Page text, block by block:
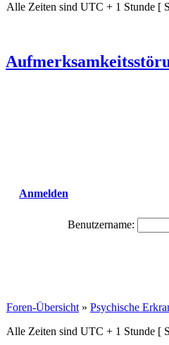
Alle Zeiten sind UTC + 1 Stunde [
Anmelden
Benutzername:
Foren-Übersicht » Psychische
Alle Zeiten sind UTC + 1 Stunde [